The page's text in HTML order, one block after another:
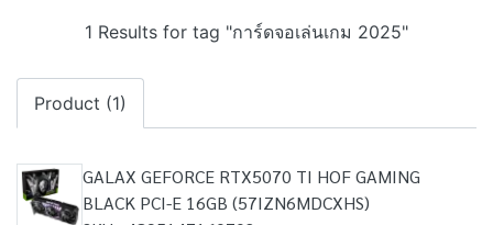
1 Results for tag "การ์ดจอเล่นเกม 2025"
Product (1)
GALAX GEFORCE RTX5070 TI HOF GAMING
BLACK PCI-E 16GB (57IZN6MDCXHS)